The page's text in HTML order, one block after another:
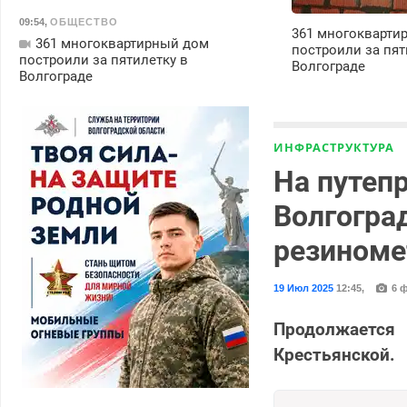
361
построили за
Волгограде
ИНФРАСТРУКТУРА
На
19 Июл 2025 12:45, 6
Крестьянской.
09:54, ОБЩЕСТВО
361 многоквартирный дом
построили за пятилетку в
Волгограде